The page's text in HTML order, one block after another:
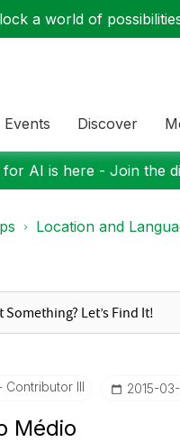
a world of
Events Discover
for AI is here - Join the
Location and
III ‎2015-
Médio